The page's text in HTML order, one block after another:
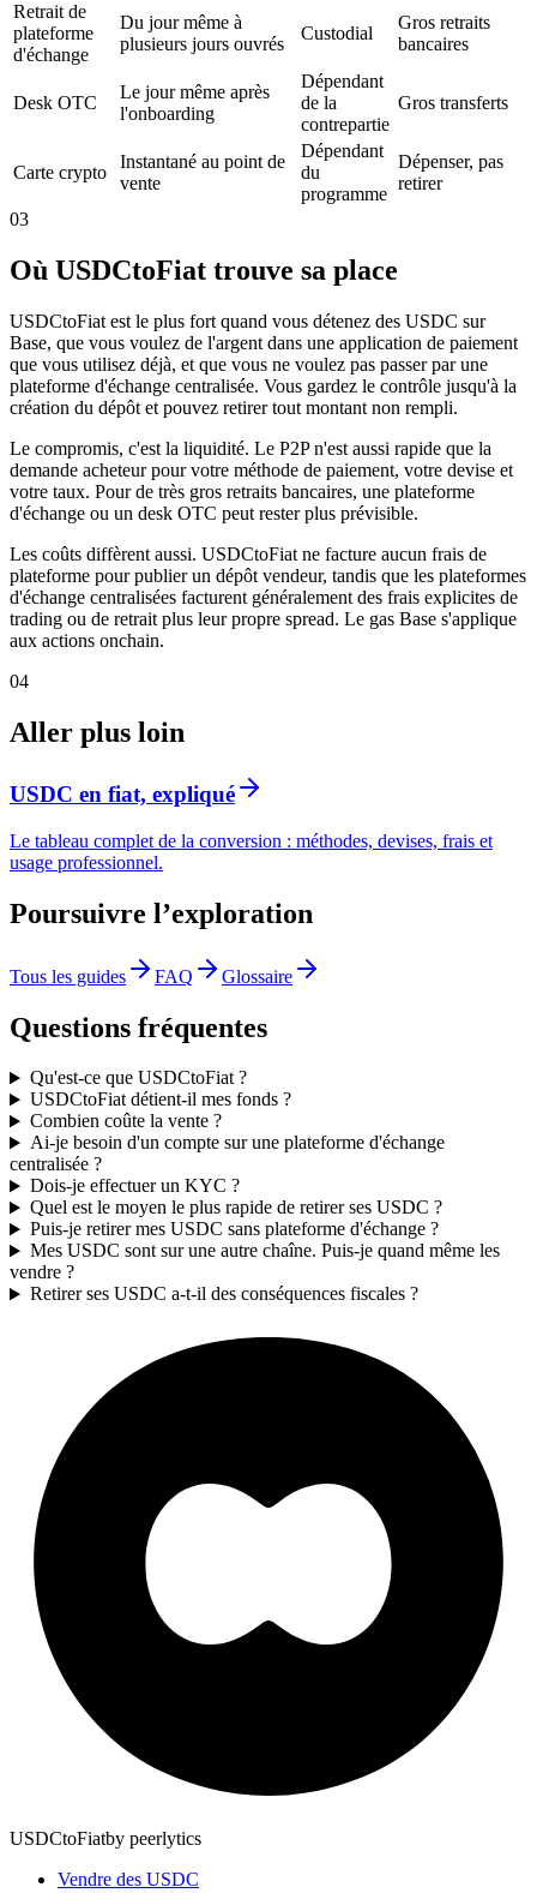
Retrait de
plateforme
d'échange
Du jour même à
plusieurs jours ouvrés
Custodial
Gros retraits
bancaires
Desk OTC
Le jour même après
l'onboarding
Dépendant
de la
contrepartie
Gros transferts
Carte crypto
Instantané au point de
vente
Dépendant
du
programme
Dépenser, pas
retirer
03
Où USDCtoFiat trouve sa place
USDCtoFiat est le plus fort quand vous détenez des USDC sur
Base, que vous voulez de l'argent dans une application de paiement
que vous utilisez déjà, et que vous ne voulez pas passer par une
plateforme d'échange centralisée. Vous gardez le contrôle jusqu'à la
création du dépôt et pouvez retirer tout montant non rempli.
Le compromis, c'est la liquidité. Le P2P n'est aussi rapide que la
demande acheteur pour votre méthode de paiement, votre devise et
votre taux. Pour de très gros retraits bancaires, une plateforme
d'échange ou un desk OTC peut rester plus prévisible.
Les coûts diffèrent aussi. USDCtoFiat ne facture aucun frais de
plateforme pour publier un dépôt vendeur, tandis que les plateformes
d'échange centralisées facturent généralement des frais explicites de
trading ou de retrait plus leur propre spread. Le gas Base s'applique
aux actions onchain.
04
Aller plus loin
USDC en fiat, expliqué
Le tableau complet de la conversion : méthodes, devises, frais et
usage professionnel.
Poursuivre l’exploration
Tous les guides FAQ Glossaire
Questions fréquentes
Qu'est-ce que USDCtoFiat ?
USDCtoFiat détient-il mes fonds ?
Combien coûte la vente ?
Ai-je besoin d'un compte sur une plateforme d'échange
centralisée ?
Dois-je effectuer un KYC ?
Quel est le moyen le plus rapide de retirer ses USDC ?
Puis-je retirer mes USDC sans plateforme d'échange ?
Mes USDC sont sur une autre chaîne. Puis-je quand même les
vendre ?
Retirer ses USDC a-t-il des conséquences fiscales ?
USDCtoFiatby peerlytics
Vendre des USDC